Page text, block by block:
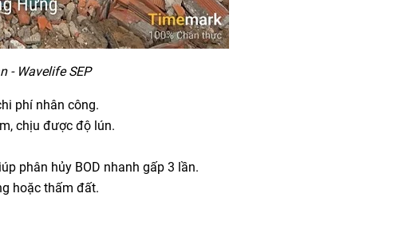
- Wavelife SEP
phí nhân công.
chịu được độ lún.
phân hủy BOD nhanh gấp 3 lần.
hoặc thấm đất.